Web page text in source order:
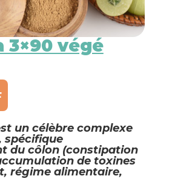
3×90 végé
un célèbre complexe
spécifique
du côlon (constipation
de toxines
régime alimentaire,